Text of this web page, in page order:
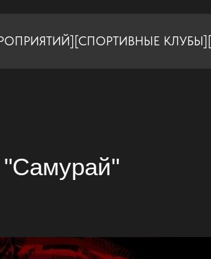
[СПОРТИВНЫЕ КЛУБЫ]